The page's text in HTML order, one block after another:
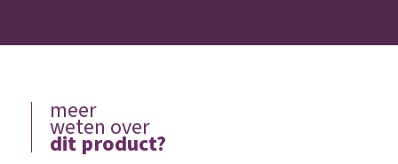
meer
weten over
dit product?